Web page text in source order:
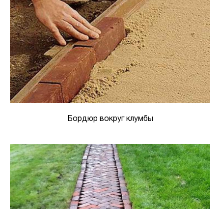
Бордюр вокруг клумбы